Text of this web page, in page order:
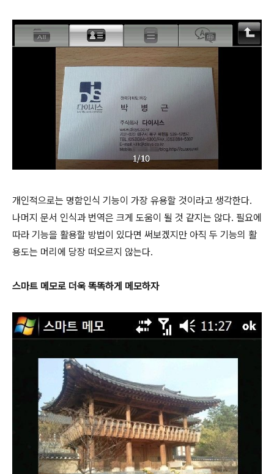
개인적으로는 명함인식 기능이 가장 유용할 것이라고 생각한다.
나머지 문서 인식과 번역은 크게 도움이 될 것 같지는 않다. 필요에
따라 기능을 활용할 방법이 있다면 써보겠지만 아직 두 기능의 활
용도는 머리에 당장 떠오르지 않는다.
스마트 메모로 더욱 똑똑하게 메모하자